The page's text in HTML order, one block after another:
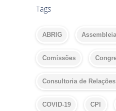
Tags
ABRIG
Comissões
Consultoria de
COVID-19 CPI